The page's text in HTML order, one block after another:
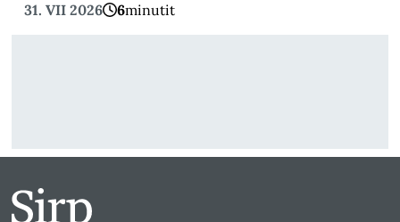
31. VII 2026 6minutit